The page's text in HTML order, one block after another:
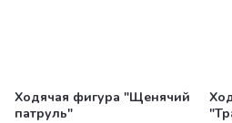
Ходячая фигура "Щенячий
патруль"